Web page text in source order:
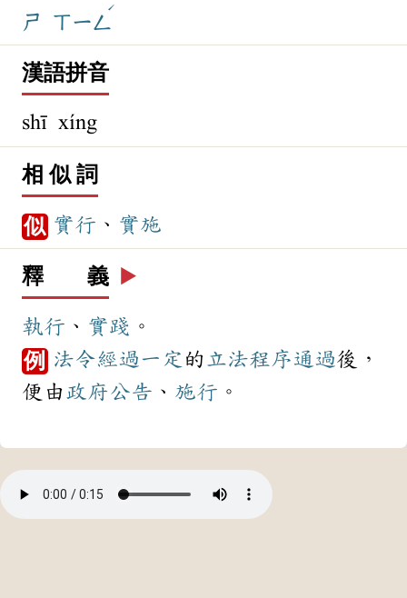
ㄕ ㄒㄧㄥ
ˊ
漢語拼音
shī xíng
相 似 詞
似 實行 、 實施
釋 義 ▶️
執行 、 實踐 。
例 法令經過一定 的 立法程序通過後，
便由政府公告 、 施行 。